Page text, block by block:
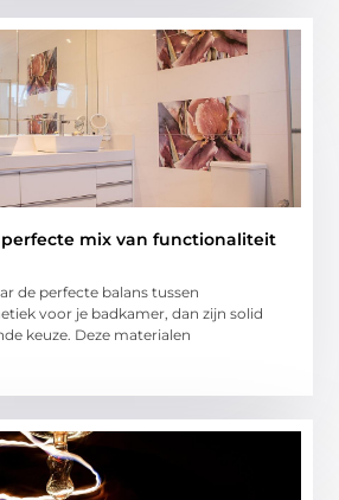
perfecte mix van functionaliteit
de perfecte balans tussen
voor je badkamer, dan zijn solid
keuze. Deze materialen